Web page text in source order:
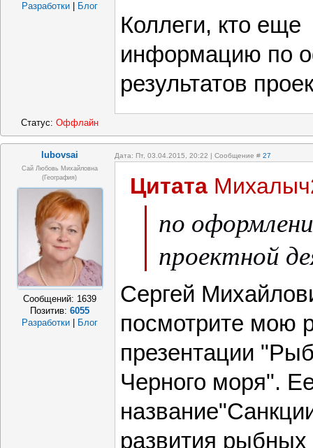
Разработки
Блог
Коллеги, кто
информацию по
результатов
Статус: Оффлайн
lubovsai Дата: Пт, 03.04.2015, 20:22 | Сообщение # 27
Сай Любовь Михайловна
(география)
Сообщений: 1639
Позитив: 6055
Разработки
Блог
Цитата
по
проектной
Сергей
посмотрите мою
презентации
Черного моря".
развития рыбных